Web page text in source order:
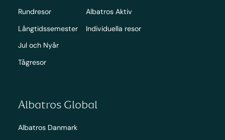
Rundresor
Långtidssemester
Jul och Nyår
Tågresor
Albatros Aktiv
Individuella resor
Albatros Global
Albatros Danmark